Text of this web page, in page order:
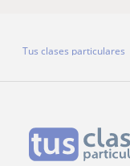
Tus clases particulares